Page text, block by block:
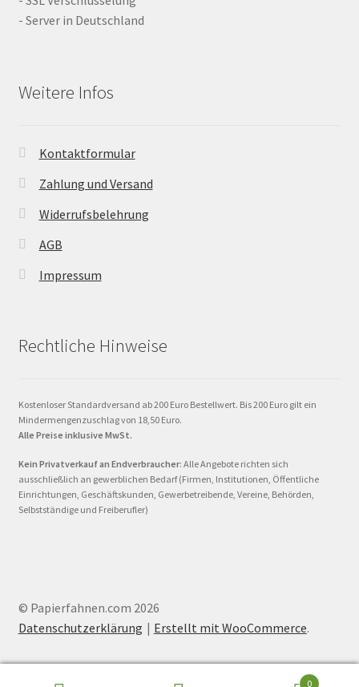
- Server in Deutschland
Weitere Infos
Kontaktformular
Zahlung und Versand
Widerrufsbelehrung
AGB
Impressum
Rechtliche Hinweise
Kostenloser Standardversand ab 200 Euro Bestellwert. Bis 200 Euro gilt ein
Mindermengenzuschlag von 18,50 Euro.
Alle Preise inklusive MwSt.
Kein Privatverkauf an Endverbraucher: Alle Angebote richten sich
ausschließlich an gewerblichen Bedarf (Firmen, Institutionen, Öffentliche
Einrichtungen, Geschäftskunden, Gewerbetreibende, Vereine, Behörden,
Selbstständige und Freiberufler)
© Papierfahnen.com 2026
Datenschutzerklärung
Erstellt mit WooCommerce.
0